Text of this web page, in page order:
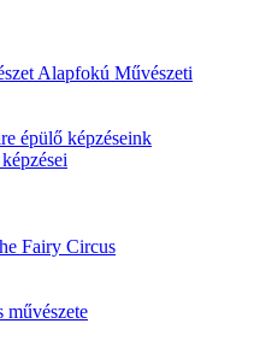
Alapfokú Művészeti
épülő képzéseink
Fairy Circus
művészete